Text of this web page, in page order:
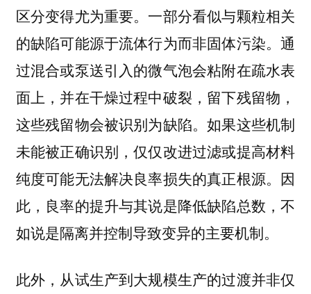
区分变得尤为重要。一部分看似与颗粒相关
的缺陷可能源于流体行为而非固体污染。通
过混合或泵送引入的微气泡会粘附在疏水表
面上，并在干燥过程中破裂，留下残留物，
这些残留物会被识别为缺陷。如果这些机制
未能被正确识别，仅仅改进过滤或提高材料
纯度可能无法解决良率损失的真正根源。因
此，良率的提升与其说是降低缺陷总数，不
如说是隔离并控制导致变异的主要机制。
此外，从试生产到大规模生产的过渡并非仅